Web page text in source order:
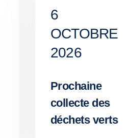
6
OCTOBRE
2026
Prochaine
collecte des
déchets verts